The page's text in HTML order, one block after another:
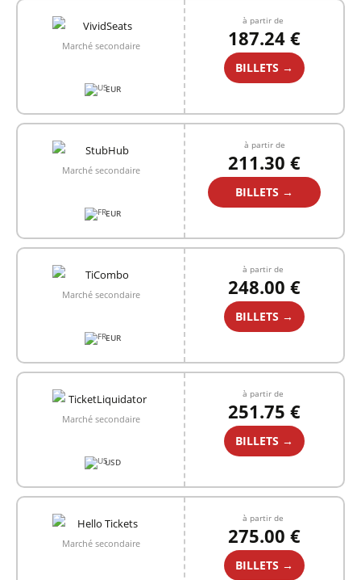
Marché secondaire
EUR
à partir de
187.24 €
BILLETS →
Marché secondaire
EUR
à partir de
211.30 €
BILLETS →
Marché secondaire
EUR
à partir de
248.00 €
BILLETS →
Marché secondaire
USD
à partir de
251.75 €
BILLETS →
Marché secondaire
à partir de
275.00 €
BILLETS →